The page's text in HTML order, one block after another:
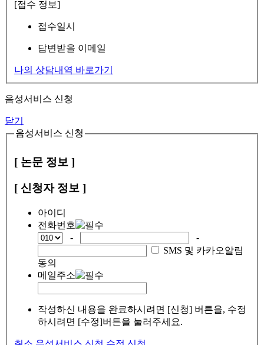
[접수 정보]
접수일시
답변받을 이메일
나의 상담내역 바로가기
음성서비스 신청
닫기
음성서비스 신청
[ 논문 정보 ]
[ 신청자 정보 ]
아이디
전화번호
-
-
SMS 및 카카오알림
동의
메일주소
작성하신 내용을 완료하시려면 [신청] 버튼을, 수정
하시려면 [수정]버튼을 눌러주세요.